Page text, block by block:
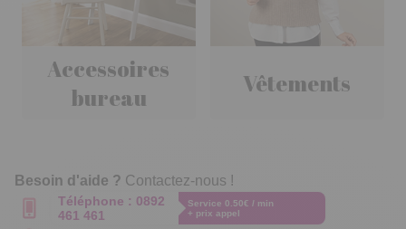
Accessoires
bureau
Vêtements
Besoin d'aide ? Contactez-nous !
Téléphone : 0892
461 461
Service 0.50€ / min
+ prix appel